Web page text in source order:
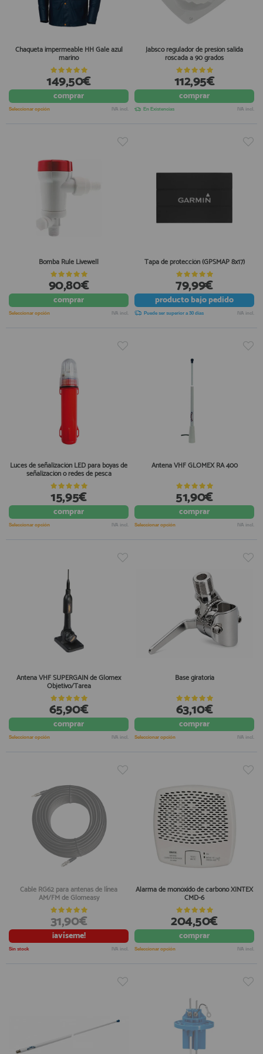
Chaqueta impermeable HH Gale azul
marino
149,50€
comprar
Seleccionar opción IVA incl.
Jabsco regulador de presión salida
roscada a 90 grados
112,95€
comprar
En Existencias IVA incl.
Bomba Rule Livewell
90,80€
comprar
Seleccionar opción IVA incl.
Tapa de protección (GPSMAP 8x17)
79,99€
productobajo pedido
Puede ser superior a 30 días IVA incl.
Luces de señalización LED para boyas de
señalización o redes de pesca
15,95€
comprar
Seleccionar opción IVA incl.
Antena VHF GLOMEX RA 400
51,90€
comprar
Seleccionar opción IVA incl.
Antena VHF SUPERGAIN de Glomex
Objetivo/Tarea
65,90€
comprar
Seleccionar opción IVA incl.
Base giratoria
63,10€
comprar
Seleccionar opción IVA incl.
Cable RG62 para antenas de línea
AM/FM de Glomeasy
31,90€
¡avíseme!
Sin stock IVA incl.
Alarma de monóxido de carbono XINTEX
CMD-6
204,50€
comprar
Seleccionar opción IVA incl.